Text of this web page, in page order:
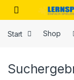
Skip to navigation
Skip to content
Start Shop